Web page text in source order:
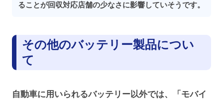
ることが回収対応店舗の少なさに影響していそうです。
その他のバッテリー製品につい
て
自動車に用いられるバッテリー以外では、「モバイ